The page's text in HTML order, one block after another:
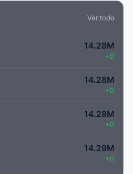
Ver todo
14.28M
+0
14.28M
+0
14.28M
+0
14.29M
+0